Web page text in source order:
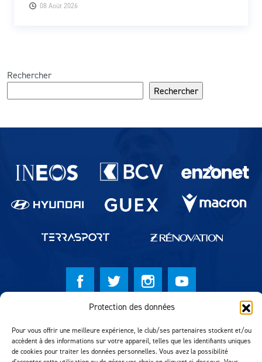
Protection des données
Pour vous offrir une meilleure expérience, le club/ses partenaires stockent et/ou
accèdent à des informations sur votre appareil, telles que les identifiants uniques
de cookies pour traiter les données personnelles. Vous avez la possibilité
08 Août 2026
Rechercher
Rechercher
Partenaires du lausanne-Sport
Réalisation MTM Agency